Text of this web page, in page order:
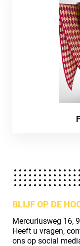
BLIJF OP DE
Mercuriusweg 16,
Heeft u vragen,
ons op social